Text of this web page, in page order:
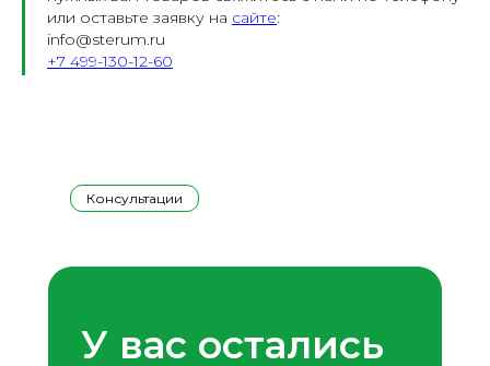
или оставьте заявку на сайте:
info@sterum.ru
+7 499-130-12-60
Консультации
У вас остались